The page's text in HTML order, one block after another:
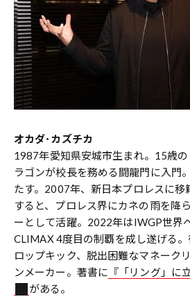
オカダ･カズチカ
1987年愛知県安城市生まれ。15歳
ラゴンが校長を務める闘龍門に入門
たす。2007年、新日本プロレスに
すると、プロレス界にカネの雨を降
ーとして活躍。2022年はIWGP世界
CLIMAX 4度目の制覇を成し遂げる
ロップキック、脱出困難なマネーク
ンメーカー。著書に 『「リング」に
がある。